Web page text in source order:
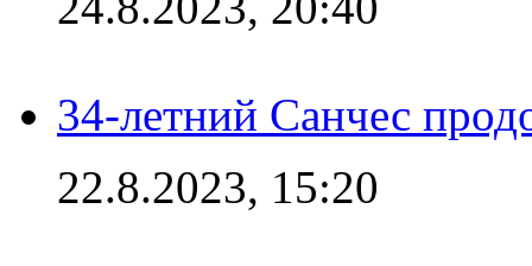
34-летний Санчес
22.8.2023, 15:20